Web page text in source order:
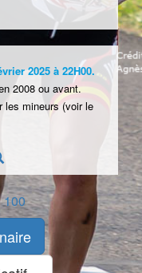
2025 à 22H00.
2008 ou avant.
les mineurs (voir le